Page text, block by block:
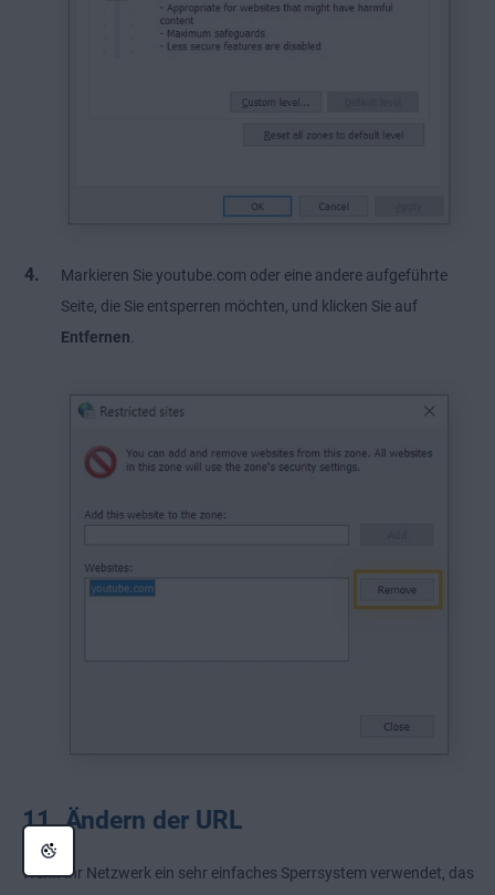
Markieren Sie youtube.com oder eine andere aufgeführte
Seite, die Sie entsperren möchten, und klicken Sie auf
Entfernen.
11. Ändern der URL
Wenn Ihr Netzwerk ein sehr einfaches Sperrsystem verwendet, das